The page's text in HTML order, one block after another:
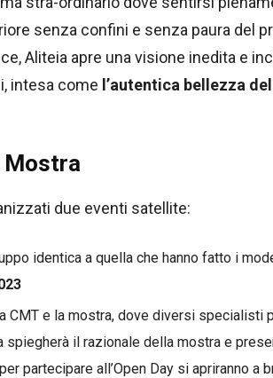
senza confini e senza paura del
Aliteia apre una visione inedita e
intesa come l’autentica bellezza
Mostra
due eventi satellite:
identica a quella che hanno fatto i
CMT e la mostra, dove diversi specialisti
spiegherà il razionale della mostra e
partecipare all’Open Day si apriranno a